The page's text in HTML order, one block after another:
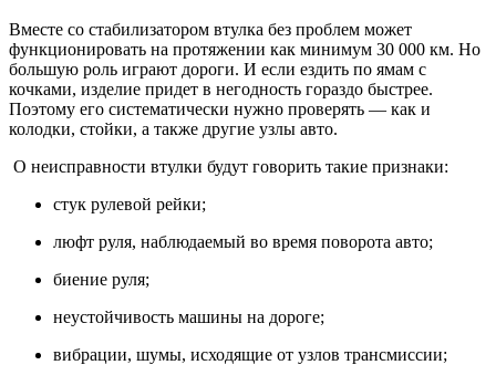
Вместе со стабилизатором втулка без проблем может
функционировать на протяжении как минимум 30 000 км. Но
большую роль играют дороги. И если ездить по ямам с
кочками, изделие придет в негодность гораздо быстрее.
Поэтому его систематически нужно проверять — как и
колодки, стойки, а также другие узлы авто.
О неисправности втулки будут говорить такие признаки:
стук рулевой рейки;
люфт руля, наблюдаемый во время поворота авто;
биение руля;
неустойчивость машины на дороге;
вибрации, шумы, исходящие от узлов трансмиссии;